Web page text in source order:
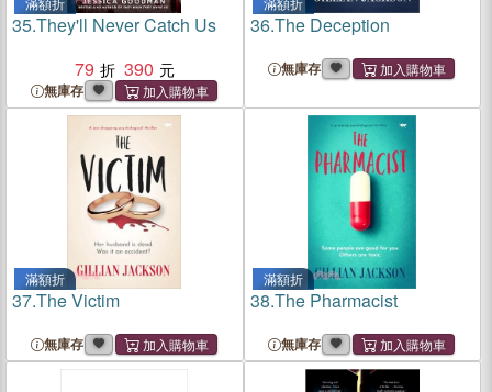
35.They'll Never Catch Us
79
390
無庫存
36.The Deception
無庫存
滿額折
37.The Victim
無庫存
滿額折
38.The Pharmacist
無庫存